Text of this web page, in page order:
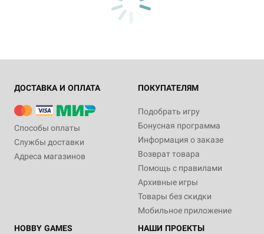
ДОСТАВКА И ОПЛАТА
Способы оплаты
Службы доставки
Адреса магазинов
ПОКУПАТЕЛЯМ
Подобрать игру
Бонусная программа
Информация о заказе
Возврат товара
Помощь с правилами
Архивные игры
Товары без скидки
Мобильное приложение
HOBBY GAMES
НАШИ ПРОЕКТЫ